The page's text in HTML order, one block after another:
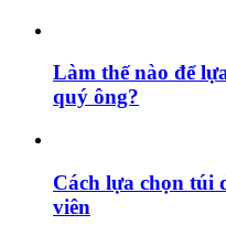
Làm thế nào để
quý ông?
Cách lựa chọn túi
viên